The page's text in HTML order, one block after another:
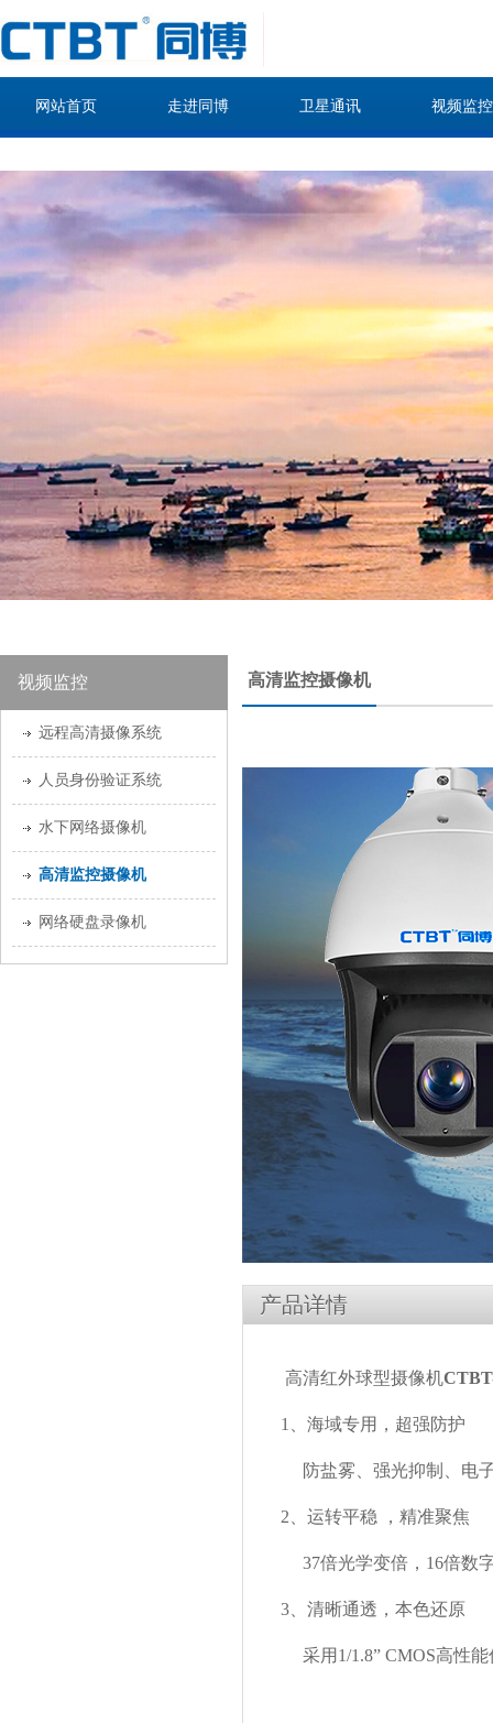
网站首页 走进同博 卫星通讯 视频监控
视频监控
远程高清摄像系统
人员身份验证系统
水下网络摄像机
高清监控摄像机
网络硬盘录像机
高清监控摄像机
产品详情
高清红外球型摄像机
1、 海域专用，超强防护
防盐雾、强光抑制、电
2、 运转平稳 ，精准聚焦
37倍光学变倍，16倍数
3、 清晰通透，本色还原
采用1/1.8” CMOS高性